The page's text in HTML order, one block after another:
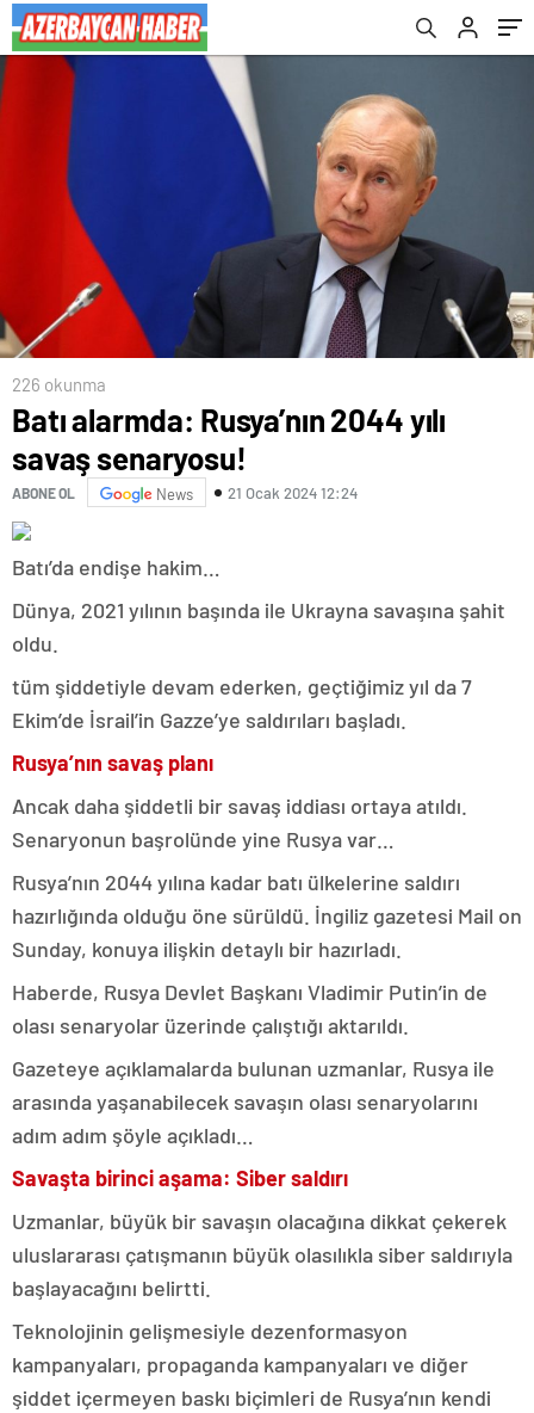
226 okunma
Batı alarmda: Rusya’nın 2044 yılı
savaş senaryosu!
ABONE OL News 21 Ocak 2024 12:24
Batı’da endişe hakim…
Dünya, 2021 yılının başında ile Ukrayna savaşına şahit
oldu.
tüm şiddetiyle devam ederken, geçtiğimiz yıl da 7
Ekim’de İsrail’in Gazze’ye saldırıları başladı.
Rusya’nın savaş planı
Ancak daha şiddetli bir savaş iddiası ortaya atıldı.
Senaryonun başrolünde yine Rusya var…
Rusya’nın 2044 yılına kadar batı ülkelerine saldırı
hazırlığında olduğu öne sürüldü. İngiliz gazetesi Mail on
Sunday, konuya ilişkin detaylı bir hazırladı.
Haberde, Rusya Devlet Başkanı Vladimir Putin’in de
olası senaryolar üzerinde çalıştığı aktarıldı.
Gazeteye açıklamalarda bulunan uzmanlar, Rusya ile
arasında yaşanabilecek savaşın olası senaryolarını
adım adım şöyle açıkladı…
Savaşta birinci aşama: Siber saldırı
Uzmanlar, büyük bir savaşın olacağına dikkat çekerek
uluslararası çatışmanın büyük olasılıkla siber saldırıyla
başlayacağını belirtti.
Teknolojinin gelişmesiyle dezenformasyon
kampanyaları, propaganda kampanyaları ve diğer
şiddet içermeyen baskı biçimleri de Rusya’nın kendi